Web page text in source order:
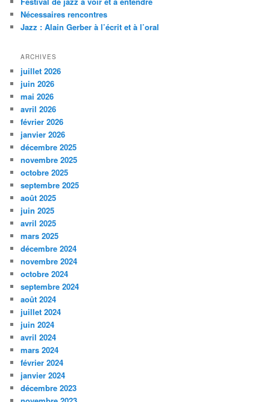
h
e
Nécessaires rencontres
Jazz : Alain Gerber à l’écrit et à l’oral
ARCHIVES
juillet 2026
juin 2026
mai 2026
avril 2026
février 2026
janvier 2026
décembre 2025
novembre 2025
octobre 2025
septembre 2025
août 2025
juin 2025
avril 2025
mars 2025
décembre 2024
novembre 2024
octobre 2024
septembre 2024
août 2024
juillet 2024
juin 2024
avril 2024
mars 2024
février 2024
janvier 2024
décembre 2023